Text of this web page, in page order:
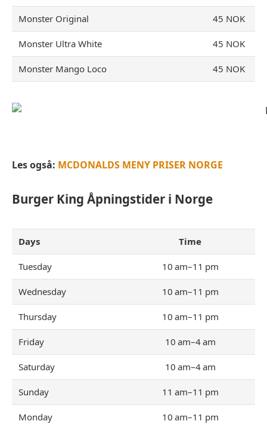
Monster Original 45 NOK
Monster Ultra White 45 NOK
Monster Mango Loco 45 NOK
Les også: MCDONALDS MENY PRISER NORGE
Burger King Åpningstider i Norge
Days Time
Tuesday 10 am–11 pm
Wednesday 10 am–11 pm
Thursday 10 am–11 pm
Friday 10 am–4 am
Saturday 10 am–4 am
Sunday 11 am–11 pm
Monday 10 am–11 pm